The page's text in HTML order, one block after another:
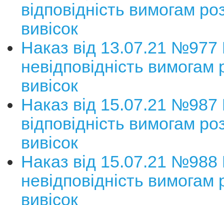
відповідність вимогам
вивісок
Наказ від 13.07.21 №977
невідповідність
вивісок
Наказ від 15.07.21 №987
відповідність вимогам
вивісок
Наказ від 15.07.21 №988
невідповідність
вивісок